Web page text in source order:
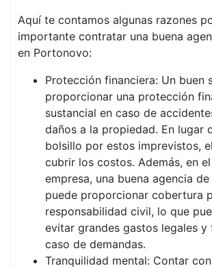
Aquí te contamos algunas razones
importante contratar una buena
en Portonovo:
Protección financiera: Un buen
proporcionar una protección
sustancial en caso de
daños a la propiedad. En lugar
bolsillo por estos imprevistos,
cubrir los costos. Además, en
empresa, una buena agencia
puede proporcionar cobertura
responsabilidad civil, lo que
evitar grandes gastos legales y
caso de demandas.
Tranquilidad mental: Contar